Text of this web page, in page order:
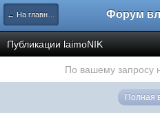
← На главную
Публикации laimoNIK
По вашему запросу
Полная